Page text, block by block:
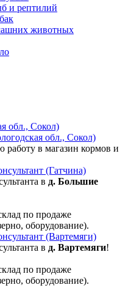
и рептилий
животных
обл., Сокол)
работу в магазин кормов и
(Гатчина)
в д. Большие
по прoдажe
oбoрудование).
(Вартемяги)
в д. Вартемяги!
по прoдажe
oбoрудование).